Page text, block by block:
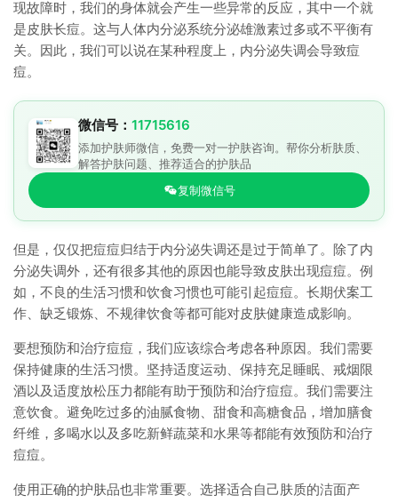
现故障时，我们的身体就会产生一些异常的反应，其中一个就
是皮肤长痘。这与人体内分泌系统分泌雄激素过多或不平衡有
关。因此，我们可以说在某种程度上，内分泌失调会导致痘
痘。
微信号： 11715616
添加护肤师微信，免费一对一护肤咨询。帮你分析肤质、
解答护肤问题、推荐适合的护肤品
复制微信号
但是，仅仅把痘痘归结于内分泌失调还是过于简单了。除了内
分泌失调外，还有很多其他的原因也能导致皮肤出现痘痘。例
如，不良的生活习惯和饮食习惯也可能引起痘痘。长期伏案工
作、缺乏锻炼、不规律饮食等都可能对皮肤健康造成影响。
要想预防和治疗痘痘，我们应该综合考虑各种原因。我们需要
保持健康的生活习惯。坚持适度运动、保持充足睡眠、戒烟限
酒以及适度放松压力都能有助于预防和治疗痘痘。我们需要注
意饮食。避免吃过多的油腻食物、甜食和高糖食品，增加膳食
纤维，多喝水以及多吃新鲜蔬菜和水果等都能有效预防和治疗
痘痘。
使用正确的护肤品也非常重要。选择适合自己肤质的洁面产